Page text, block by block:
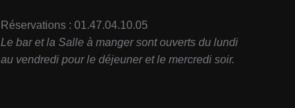
Réservations : 01.47.04.10.05
Le bar et la Salle à manger sont ouverts du lundi
au vendredi pour le déjeuner et le mercredi soir.